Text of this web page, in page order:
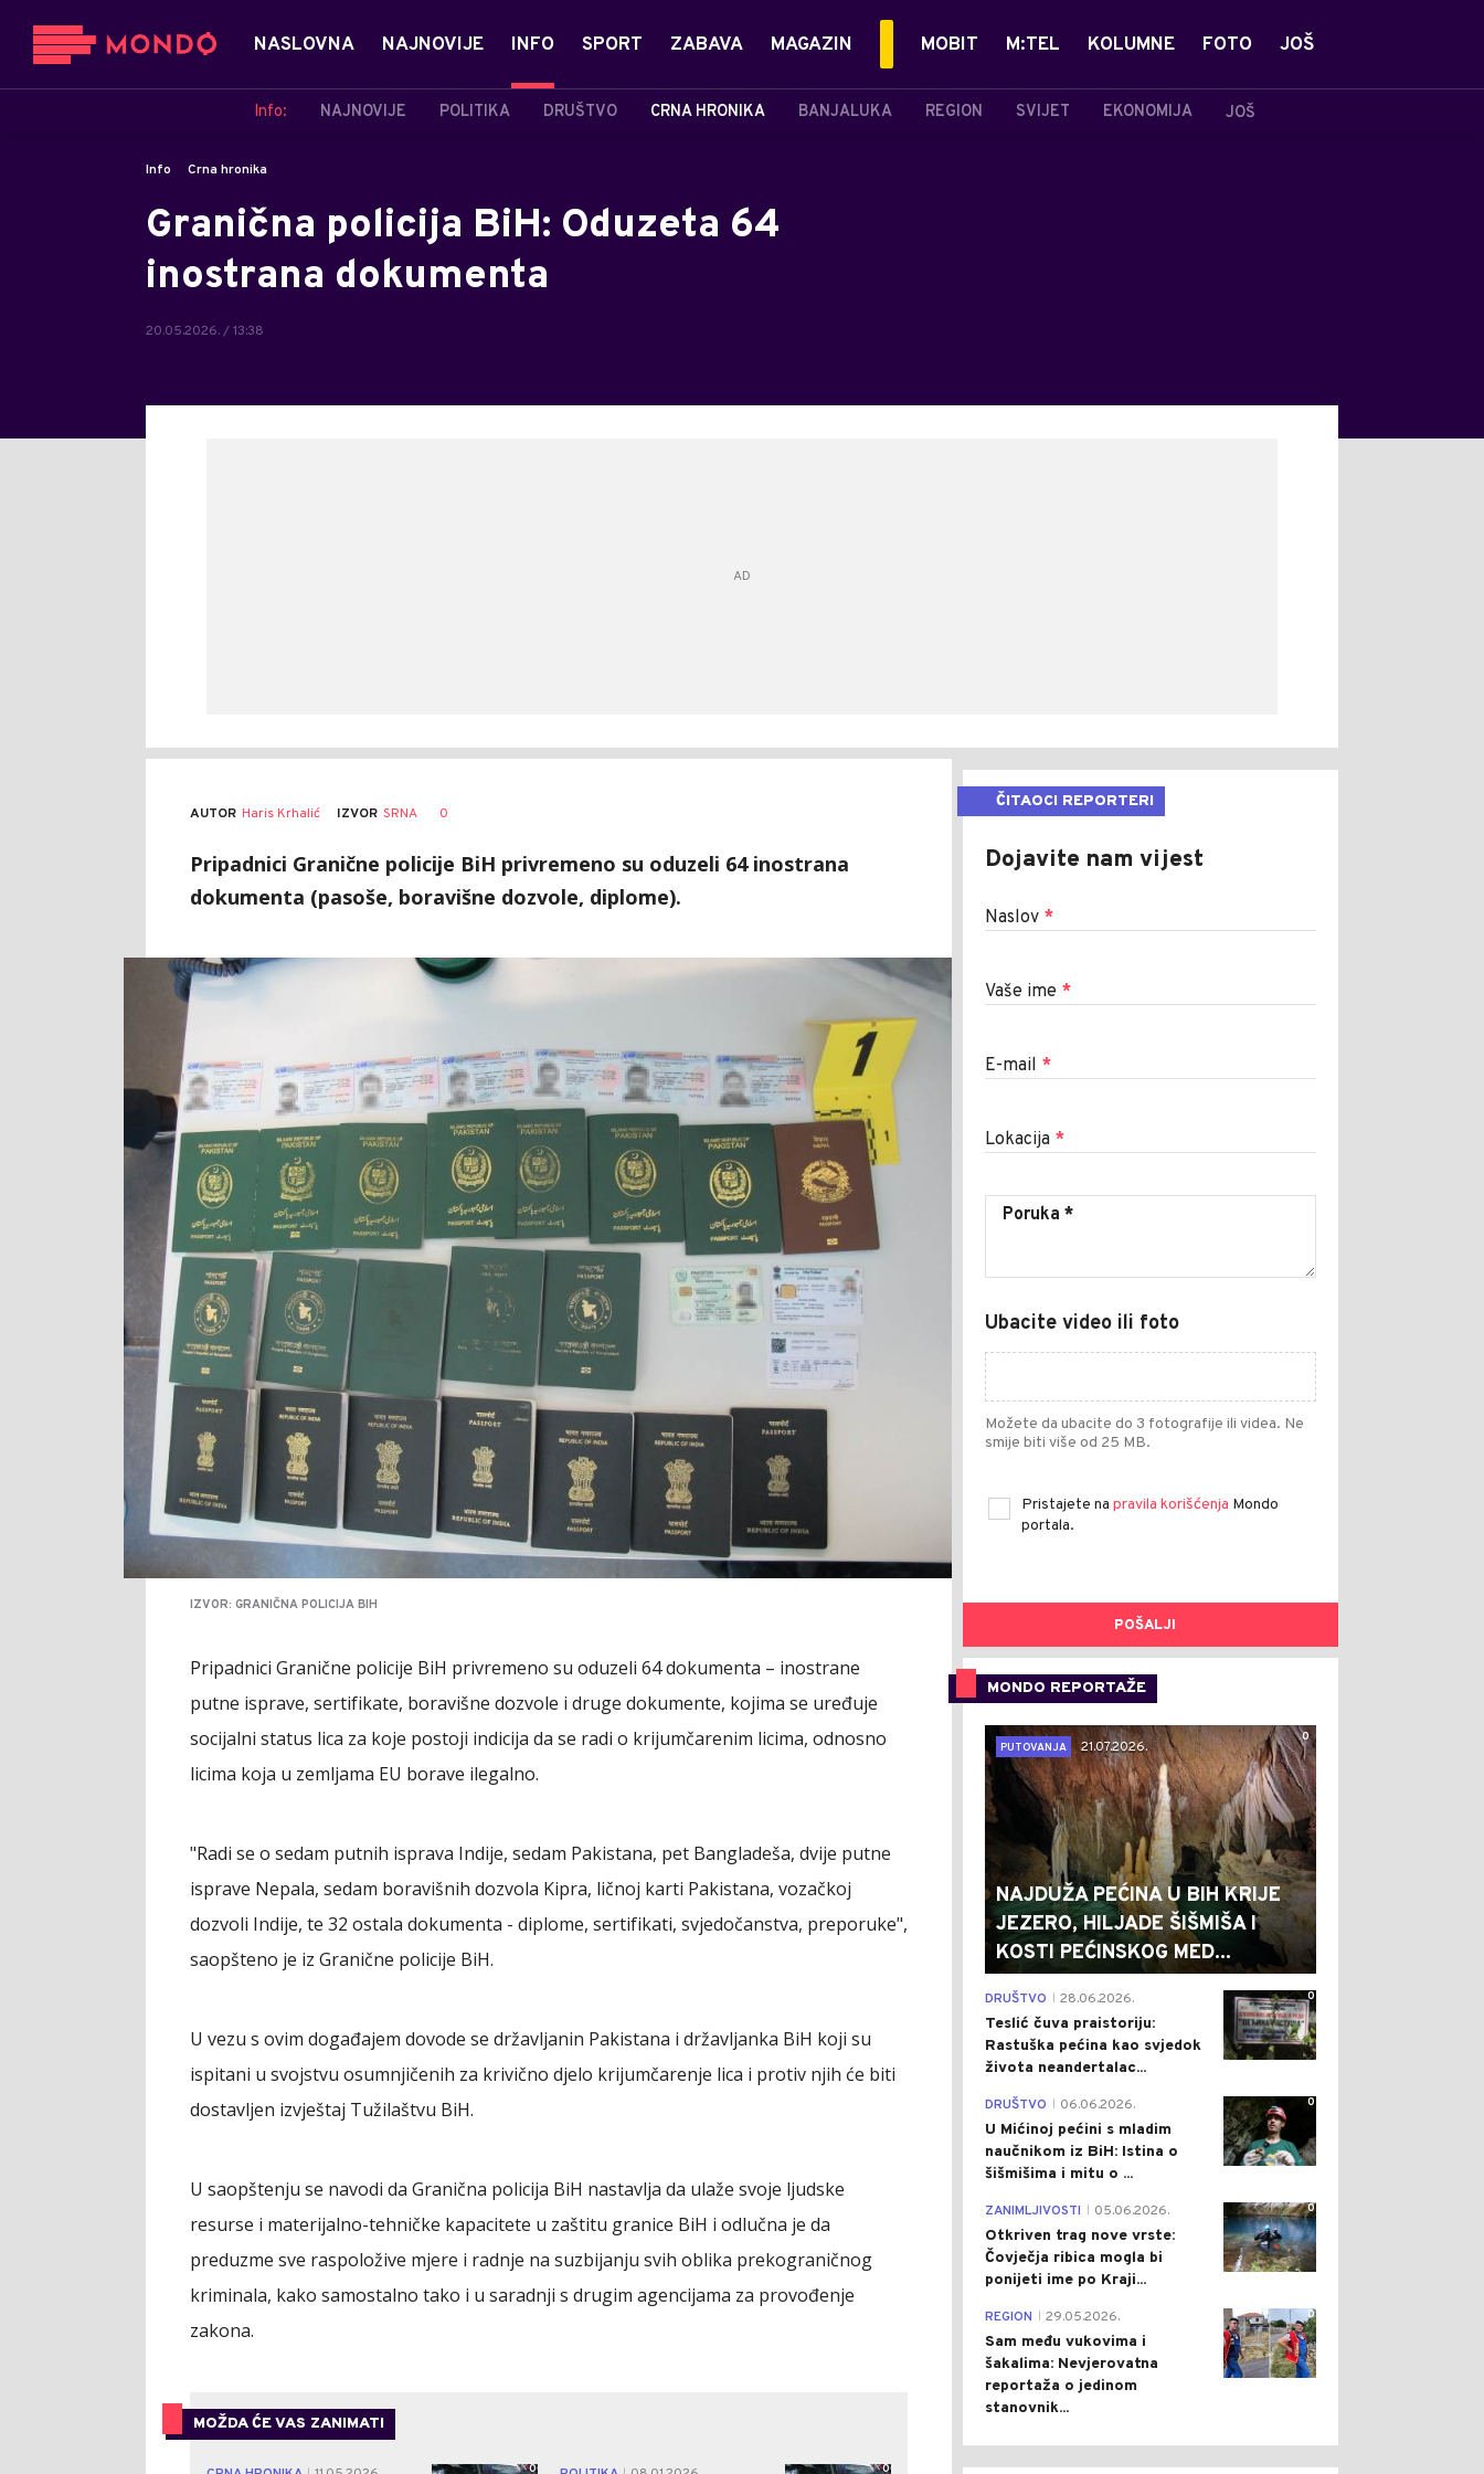
NASLOVNA NAJNOVIJE INFO
Info: NAJNOVIJE POLITIKA DRUŠTVO CRNA HRONIKA BANJALUKA REGION SVIJET EKONOMIJA JOŠ
SPORT ZABAVA MAGAZIN MOBIT M:TEL KOLUMNE FOTO JOŠ
Info Crna hronika
Granična policija BiH: Oduzeta 64
inostrana dokumenta
20.05.2026. / 13:38
AUTOR Haris Krhalić IZVOR SRNA 0
Pripadnici Granične policije BiH privremeno su oduzeli 64 inostrana
dokumenta (pasoše, boravišne dozvole, diplome).
IZVOR: GRANIČNA POLICIJA BIH
Pripadnici Granične policije BiH privremeno su oduzeli 64 dokumenta – inostrane
putne isprave, sertifikate, boravišne dozvole i druge dokumente, kojima se uređuje
socijalni status lica za koje postoji indicija da se radi o krijumčarenim licima, odnosno
licima koja u zemljama EU borave ilegalno.
"Radi se o sedam putnih isprava Indije, sedam Pakistana, pet Bangladeša, dvije putne
isprave Nepala, sedam boravišnih dozvola Kipra, ličnoj karti Pakistana, vozačkoj
dozvoli Indije, te 32 ostala dokumenta - diplome, sertifikati, svjedočanstva, preporuke",
saopšteno je iz Granične policije BiH.
U vezu s ovim događajem dovode se državljanin Pakistana i državljanka BiH koji su
ispitani u svojstvu osumnjičenih za krivično djelo krijumčarenje lica i protiv njih će biti
dostavljen izvještaj Tužilaštvu BiH.
U saopštenju se navodi da Granična policija BiH nastavlja da ulaže svoje ljudske
resurse i materijalno-tehničke kapacitete u zaštitu granice BiH i odlučna je da
preduzme sve raspoložive mjere i radnje na suzbijanju svih oblika prekograničnog
kriminala, kako samostalno tako i u saradnji s drugim agencijama za provođenje
zakona.
MOŽDA ĆE VAS ZANIMATI
0 0
ČITAOCI REPORTERI
Dojavite nam vijest
Naslov *
Vaše ime *
E-mail *
Lokacija *
Ubacite video ili foto
Možete da ubacite do 3 fotografije ili videa. Ne
smije biti više od 25 MB.
Pristajete na pravila korišćenja Mondo
portala.
POŠALJI
MONDO REPORTAŽE
0
PUTOVANJA
21.07.2026.
NAJDUŽA PEĆINA U BIH KRIJE
JEZERO, HILJADE ŠIŠMIŠA I
KOSTI PEĆINSKOG MED...
0
DRUŠTVO 28.06.2026.
Teslić čuva praistoriju:
Rastuška pećina kao svjedok
života neandertalac...
0
DRUŠTVO 06.06.2026.
U Mićinoj pećini s mladim
naučnikom iz BiH: Istina o
šišmišima i mitu o ...
0
ZANIMLJIVOSTI 05.06.2026.
Otkriven trag nove vrste:
Čovječja ribica mogla bi
ponijeti ime po Kraji...
0
REGION 29.05.2026.
Sam među vukovima i
šakalima: Nevjerovatna
reportaža o jedinom
stanovnik...